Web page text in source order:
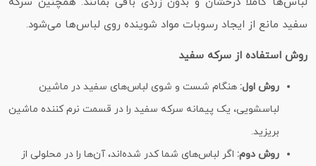
سفید مانع از ایجاد رسوبات مواد شوینده روی لباس‌ها می‌شود.
روش استفاده از سرکه سفید
روش اول: هنگام شست‌ و شوی لباس‌های سفید در ماشین
لباسشویی، یک پیمانه سرکه سفید را در قسمت نرم‌ کننده ماشین
بریزید.
روش دوم: اگر لباس‌های شما کدر شده‌اند، آن‌ها را در محلولی از